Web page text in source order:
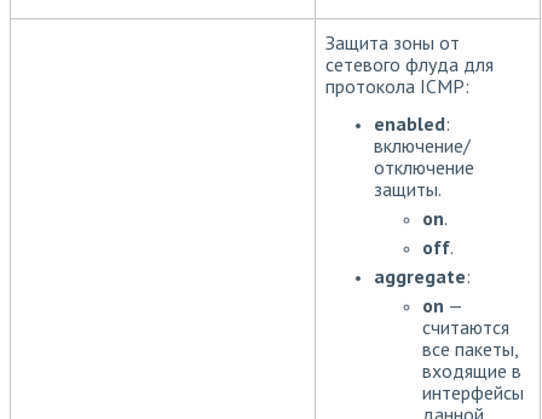
Защита зоны от
сетевого флуда для
протокола ICMP:
enabled:
включение/
отключение
защиты.
on.
off.
aggregate:
on —
считаются
все пакеты,
входящие в
интерфейсы
данной